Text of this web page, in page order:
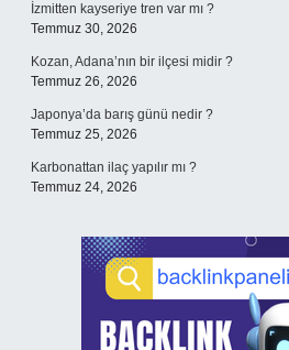
İzmitten kayseriye tren var mı ?
Temmuz 30, 2026
Kozan, Adana’nın bir ilçesi midir ?
Temmuz 26, 2026
Japonya’da barış günü nedir ?
Temmuz 25, 2026
Karbonattan ilaç yapılır mı ?
Temmuz 24, 2026